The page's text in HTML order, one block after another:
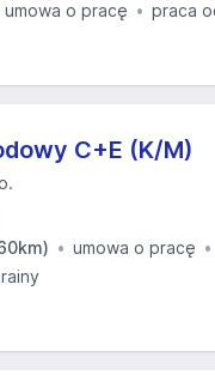
umowa o pracę
praca
C+E (K/M)
umowa o pracę